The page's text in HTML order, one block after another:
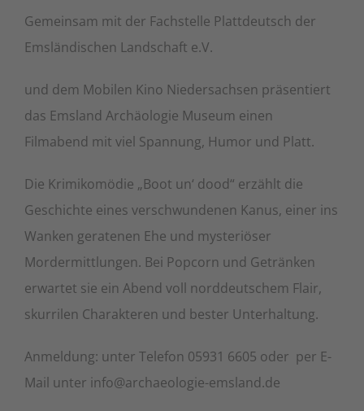
Gemeinsam mit der Fachstelle Plattdeutsch der
Emsländischen Landschaft e.V.
und dem Mobilen Kino Niedersachsen präsentiert
das Emsland Archäologie Museum einen
Filmabend mit viel Spannung, Humor und Platt.
Die Krimikomödie „Boot un‘ dood“ erzählt die
Geschichte eines verschwundenen Kanus, einer ins
Wanken geratenen Ehe und mysteriöser
Mordermittlungen. Bei Popcorn und Getränken
erwartet sie ein Abend voll norddeutschem Flair,
skurrilen Charakteren und bester Unterhaltung.
Anmeldung: unter Telefon 05931 6605 oder per E-
Mail unter info@archaeologie-emsland.de